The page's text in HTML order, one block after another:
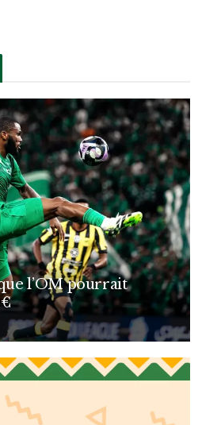
l’OM pourrait